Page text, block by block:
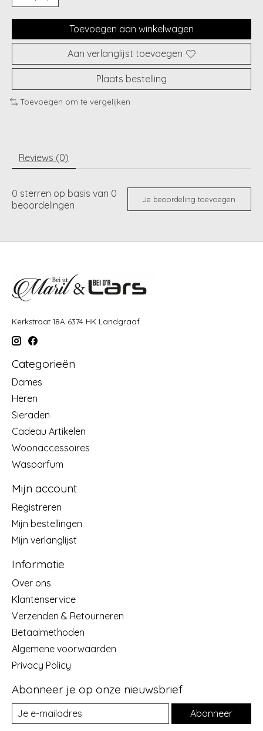
Toevoegen aan winkelwagen
Aan verlanglijst toevoegen
Plaats bestelling
Toevoegen om te vergelijken
Reviews (0)
0 sterren op basis van 0
beoordelingen
Je beoordeling toevoegen
Kerkstraat 18A 6374 HK Landgraaf
Categorieën
Dames
Heren
Sieraden
Cadeau Artikelen
Woonaccessoires
Wasparfum
Mijn account
Registreren
Mijn bestellingen
Mijn verlanglijst
Informatie
Over ons
Klantenservice
Verzenden & Retourneren
Betaalmethoden
Algemene voorwaarden
Privacy Policy
Abonneer je op onze nieuwsbrief
Abonneer